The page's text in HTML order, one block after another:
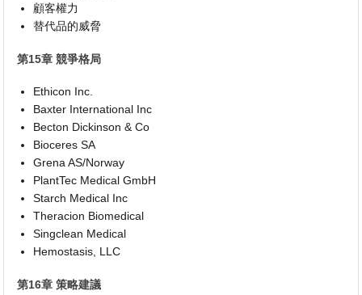
顧客權力
替代品的威脅
第15章 競爭格局
Ethicon Inc.
Baxter International Inc
Becton Dickinson & Co
Bioceres SA
Grena AS/Norway
PlantTec Medical GmbH
Starch Medical Inc
Theracion Biomedical
Singclean Medical
Hemostasis, LLC
第16章 策略建議